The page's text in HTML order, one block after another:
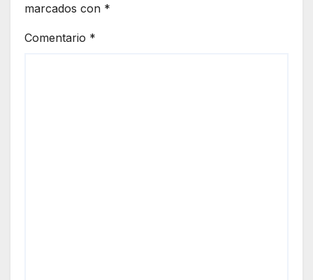
marcados con *
Comentario *